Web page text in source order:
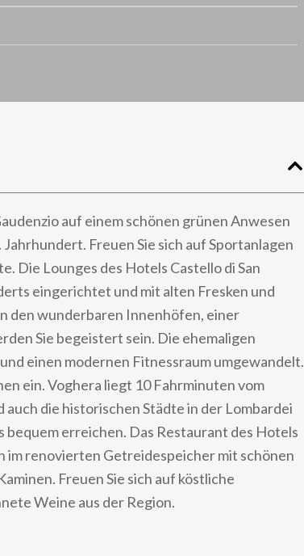
auf einem schönen grünen Anwesen
Freuen Sie sich auf Sportanlagen
Die Lounges des Hotels Castello di San
eingerichtet und mit alten Fresken und
den wunderbaren Innenhöfen, einer
Sie begeistert sein. Die ehemaligen
einen modernen Fitnessraum umgewandelt.
ein. Voghera liegt 10 Fahrminuten vom
die historischen Städte in der Lombardei
bequem erreichen. Das Restaurant des Hotels
im renovierten Getreidespeicher mit schönen
Freuen Sie sich auf köstliche
Weine aus der Region.